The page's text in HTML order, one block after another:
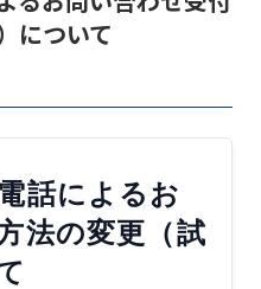
について
話によるお
法の変更（試